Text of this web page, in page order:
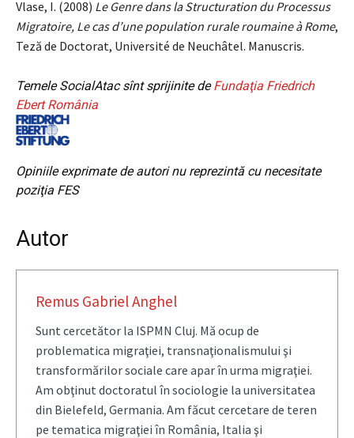
Vlase, I. (2008) Le Genre dans la Structuration du Processus
Migratoire, Le cas d’une population rurale roumaine à Rome,
Teză de Doctorat, Université de Neuchâtel. Manuscris.
Temele SocialAtac sînt sprijinite deFundaţia Friedrich
Ebert România
Opiniile exprimate de autori nu reprezintă cu necesitate
poziţia FES
Autor
Remus Gabriel Anghel
Sunt cercetător la ISPMN Cluj. Mă ocup de
problematica migraţiei, transnaţionalismului şi
transformărilor sociale care apar în urma migraţiei.
Am obţinut doctoratul în sociologie la universitatea
din Bielefeld, Germania. Am făcut cercetare de teren
pe tematica migraţiei în România, Italia şi